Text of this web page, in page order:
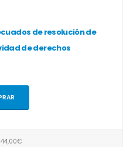
de resolución de
de derechos
44,00€